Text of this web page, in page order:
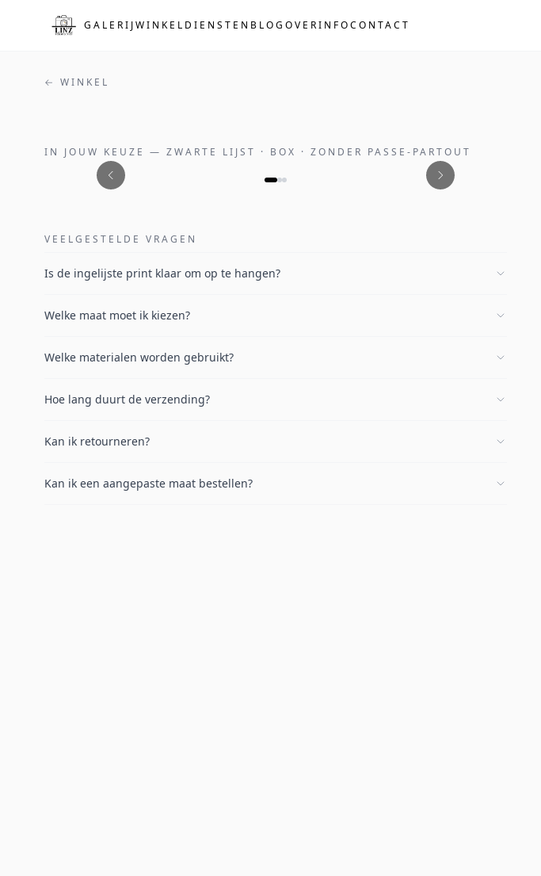
GALERIJWINKEL DIENSTEN BLOGOVERINFOCONTACT
← WINKEL
IN JOUW KEUZE — ZWARTE LIJST · BOX · ZONDER PASSE-PARTOUT
VEELGESTELDE VRAGEN
Is de ingelijste print klaar om op te hangen?
Welke maat moet ik kiezen?
Welke materialen worden gebruikt?
Hoe lang duurt de verzending?
Kan ik retourneren?
Kan ik een aangepaste maat bestellen?